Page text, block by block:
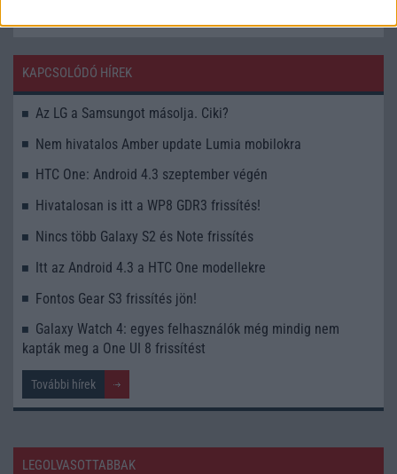
KAPCSOLÓDÓ HÍREK
Az LG a Samsungot másolja. Ciki?
Nem hivatalos Amber update Lumia mobilokra
HTC One: Android 4.3 szeptember végén
Hivatalosan is itt a WP8 GDR3 frissítés!
Nincs több Galaxy S2 és Note frissítés
Itt az Android 4.3 a HTC One modellekre
Fontos Gear S3 frissítés jön!
Galaxy Watch 4: egyes felhasználók még mindig nem
kapták meg a One UI 8 frissítést
További hírek
LEGOLVASOTTABBAK